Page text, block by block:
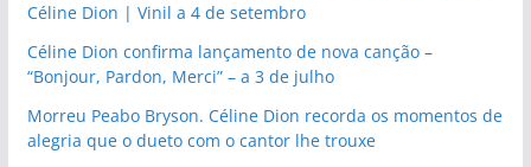
Céline Dion | Vinil a 4 de setembro
Céline Dion confirma lançamento de nova canção –
“Bonjour, Pardon, Merci” – a 3 de julho
Morreu Peabo Bryson. Céline Dion recorda os momentos de
alegria que o dueto com o cantor lhe trouxe